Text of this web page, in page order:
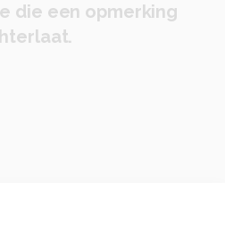
die een opmerking